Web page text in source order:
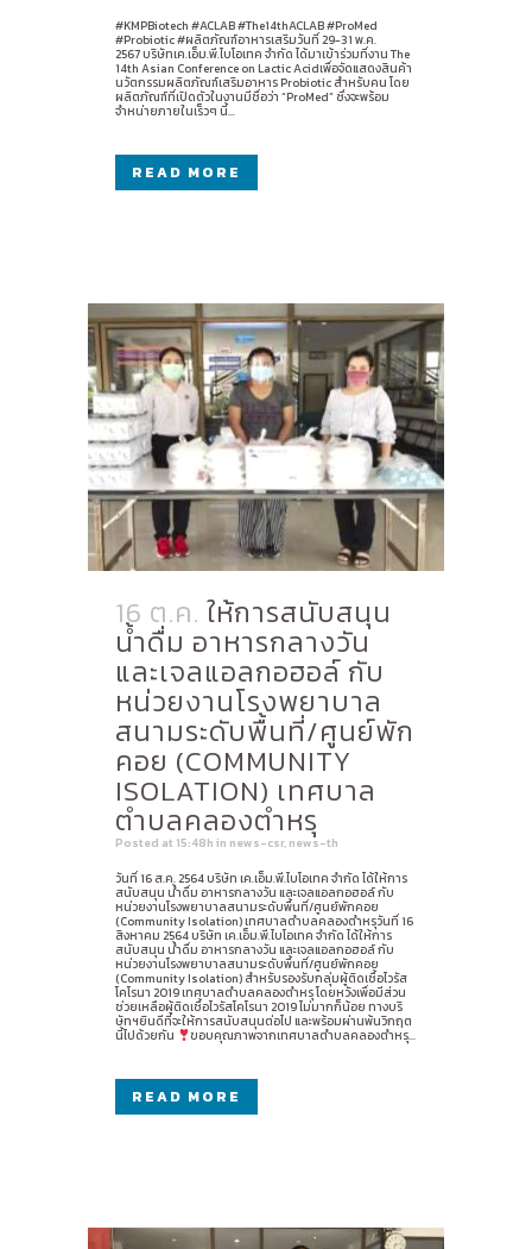
#KMPBiotech #ACLAB #The14thACLAB #ProMed
#Probiotic #ผลิตภัณฑ์อาหารเสริมวันที่ 29-31 พ.ค.
2567 บริษัทเค.เอ็ม.พี.ไบโอเทค จำกัด ได้มาเข้าร่วมที่งาน The
14th Asian Conference on Lactic Acidเพื่อจัดแสดงสินค้า
นวัตกรรมผลิตภัณฑ์เสริมอาหาร Probiotic สำหรับคน โดย
ผลิตภัณฑ์ที่เปิดตัวในงานมีชื่อว่า “ProMed” ซึ่งจะพร้อม
จำหน่ายภายในเร็วๆ นี้...
READ MORE
16 ต.ค. ให้การสนับสนุน
น้ำดื่ม อาหารกลางวัน
และเจลแอลกอฮอล์ กับ
หน่วยงานโรงพยาบาล
สนามระดับพื้นที่/ศูนย์พัก
คอย (COMMUNITY
ISOLATION) เทศบาล
ตำบลคลองตำหรุ
Posted at 15:48h in news-csr, news-th
วันที่ 16 ส.ค. 2564 บริษัท เค.เอ็ม.พี.ไบโอเทค จำกัด ได้ให้การ
สนับสนุน น้ำดื่ม อาหารกลางวัน และเจลแอลกอฮอล์ กับ
หน่วยงานโรงพยาบาลสนามระดับพื้นที่/ศูนย์พักคอย
(Community Isolation) เทศบาลตำบลคลองตำหรุวันที่ 16
สิงหาคม 2564 บริษัท เค.เอ็ม.พี.ไบโอเทค จำกัด ได้ให้การ
สนับสนุน น้ำดื่ม อาหารกลางวัน และเจลแอลกอฮอล์ กับ
หน่วยงานโรงพยาบาลสนามระดับพื้นที่/ศูนย์พักคอย
(Community Isolation) สำหรับรองรับกลุ่มผู้ติดเชื้อไวรัส
โคโรนา 2019 เทศบาลตำบลคลองตำหรุ โดยหวังเพื่อมีส่วน
ช่วยเหลือผู้ติดเชื้อไวรัสโคโรนา 2019 ไม่มากก็น้อย ทางบริ
ษัทฯยินดีที่จะให้การสนับสนุนต่อไป และพร้อมผ่านพ้นวิกฤต
นี้ไปด้วยกัน
ขอบคุณภาพจากเทศบาลตำบลคลองตำหรุ...
READ MORE